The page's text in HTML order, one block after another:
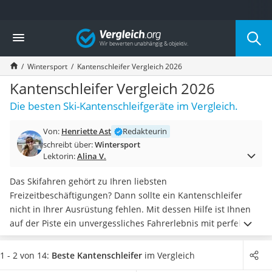
Die beliebtesten Vergleiche nach Kategorie
Freizeit & Sport
Gartentrampolin
Trampolin
Metalldetektor
Eufab-Fahrradträger
Trampolin 366 cm
Aluminium-Koffer
Futterboot
E-Bike-Dreirad
Trekkingschuhe Herren
Reisetasche mit Rollen
Klimmzugstation
Koffer
Nachtsichtgerät
Vergleich
Wintersport Kantenschleifer Vergleich 2026
Kantenschleifer Vergleich 2026
Die besten Ski-Kantenschleifgeräte im Vergleich.
Von: Henriette Ast
Redakteurin
schreibt über:Wintersport
Lektorin:Alina V.
Das Skifahren gehört zu Ihren liebsten
Freizeitbeschäftigungen? Dann sollte ein Kantenschleifer
nicht in Ihrer Ausrüstung fehlen. Mit dessen Hilfe ist Ihnen
auf der Piste ein unvergessliches Fahrerlebnis mit perfekt
geschliffenen Ski gewiss. Damit Sie mit Ihren Ski jeden Test
im Schnee bestehen, wählen Sie jetzt aus unserer
1 - 2 von 14: Beste Kantenschleifer im Vergleich